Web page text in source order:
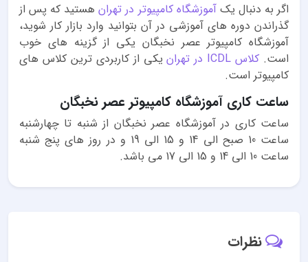
اگر به دنبال یکآموزشگاه کامپیوتر در تهرانهستید که پس از
گذراندن دوره های آموزشی در آن بتوانید وارد بازار کار شوید،
آموزشگاه کامپیوتر عصر نخبگان یکی از گزینه های خوب
است. کلاس ICDL در تهران
یکی از کاربردی ترین کلاس های
کامپیوتر است.
ساعت کاری آموزشگاه کامپیوتر عصر نخبگان
ساعت کاری در آموزشگاه عصر نخبگان از شنبه تا چهارشنبه
ساعت 10 صبح الی 14 و 15 الی 19 و در روز های پنج شنبه
ساعت 10 الی 14 و 15 الی 17 می باشد.
نظرات